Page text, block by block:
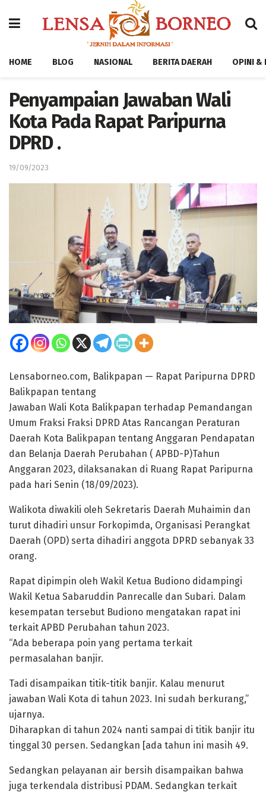
HOME BLOG NASIONAL BERITA DAERAH OPINI &
Penyampaian Jawaban Wali
Kota Pada Rapat Paripurna
DPRD .
19/09/2023
Lensaborneo.com, Balikpapan — Rapat Paripurna DPRD
Balikpapan tentang
Jawaban Wali Kota Balikpapan terhadap Pemandangan
Umum Fraksi Fraksi DPRD Atas Rancangan Peraturan
Daerah Kota Balikpapan tentang Anggaran Pendapatan
dan Belanja Daerah Perubahan ( APBD-P)Tahun
Anggaran 2023, dilaksanakan di Ruang Rapat Paripurna
pada hari Senin (18/09/2023).
Walikota diwakili oleh Sekretaris Daerah Muhaimin dan
turut dihadiri unsur Forkopimda, Organisasi Perangkat
Daerah (OPD) serta dihadiri anggota DPRD sebanyak 33
orang.
Rapat dipimpin oleh Wakil Ketua Budiono didampingi
Wakil Ketua Sabaruddin Panrecalle dan Subari. Dalam
kesempatan tersebut Budiono mengatakan rapat ini
terkait APBD Perubahan tahun 2023.
“Ada beberapa poin yang pertama terkait
permasalahan banjir.
Tadi disampaikan titik-titik banjir. Kalau menurut
jawaban Wali Kota di tahun 2023. Ini sudah berkurang,”
ujarnya.
Diharapkan di tahun 2024 nanti sampai di titik banjir itu
tinggal 30 persen. Sedangkan [ada tahun ini masih 49.
Sedangkan pelayanan air bersih disampaikan bahwa
juga terkendala distribusi PDAM. Sedangkan terkait